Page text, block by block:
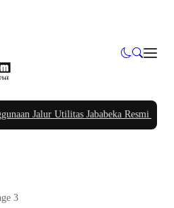
Jalur Utilitas Jababeka Resmi Naik ke
3